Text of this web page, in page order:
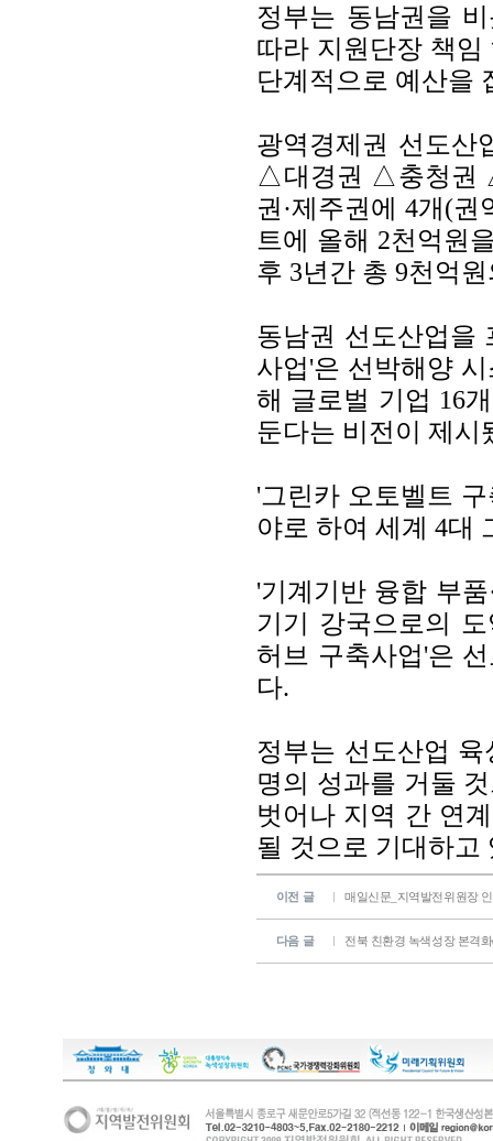
이전 글 매일신문_지역발전위원장
다음 글 전북 친환경 녹색성장 본격
정부는 동남권을
따라 지원단장 책
단계적으로 예산을
광역경제권 선도
△대경권 △충청권
권·제주권에 4개(
트에 올해 2천억원
후 3년간 총 9천억
동남권 선도산업을
사업'은 선박해양
해 글로벌 기업 16
둔다는 비전이 제시
'그린카 오토벨트
야로 하여 세계 4대
'기계기반 융합 부
기기 강국으로의
허브 구축사업'은
다.
정부는 선도산업
명의 성과를 거둘
벗어나 지역 간 연
될 것으로 기대하고